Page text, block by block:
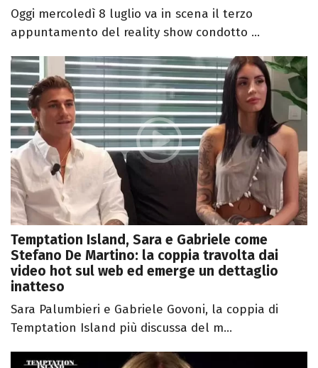
Oggi mercoledì 8 luglio va in scena il terzo
appuntamento del reality show condotto ...
Temptation Island, Sara e Gabriele come
Stefano De Martino: la coppia travolta dai
video hot sul web ed emerge un dettaglio
inatteso
Sara Palumbieri e Gabriele Govoni, la coppia di
Temptation Island più discussa del m...